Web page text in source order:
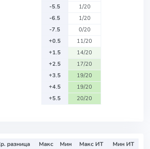
-5.5
1/20
-6.5
1/20
-7.5
0/20
+0.5
11/20
+1.5
14/20
+2.5
17/20
+3.5
19/20
+4.5
19/20
+5.5
20/20
разница Макс Мин Макс ИТ
Мин ИТ